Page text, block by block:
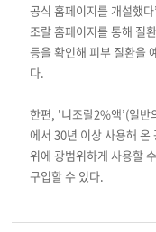
공식 홈페이지를 개설했
조랄 홈페이지를 통해 질
등을 확인해 피부 질환을
다.
한편, '니조랄2%액’(일반
에서 30년 이상 사용해
위에 광범위하게 사용할
구입할 수 있다.